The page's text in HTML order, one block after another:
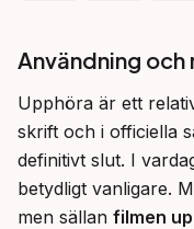
Användning och
Upphöra är ett
skrift och i officiella
definitivt slut. I
betydligt vanligare.
men sällan filmen